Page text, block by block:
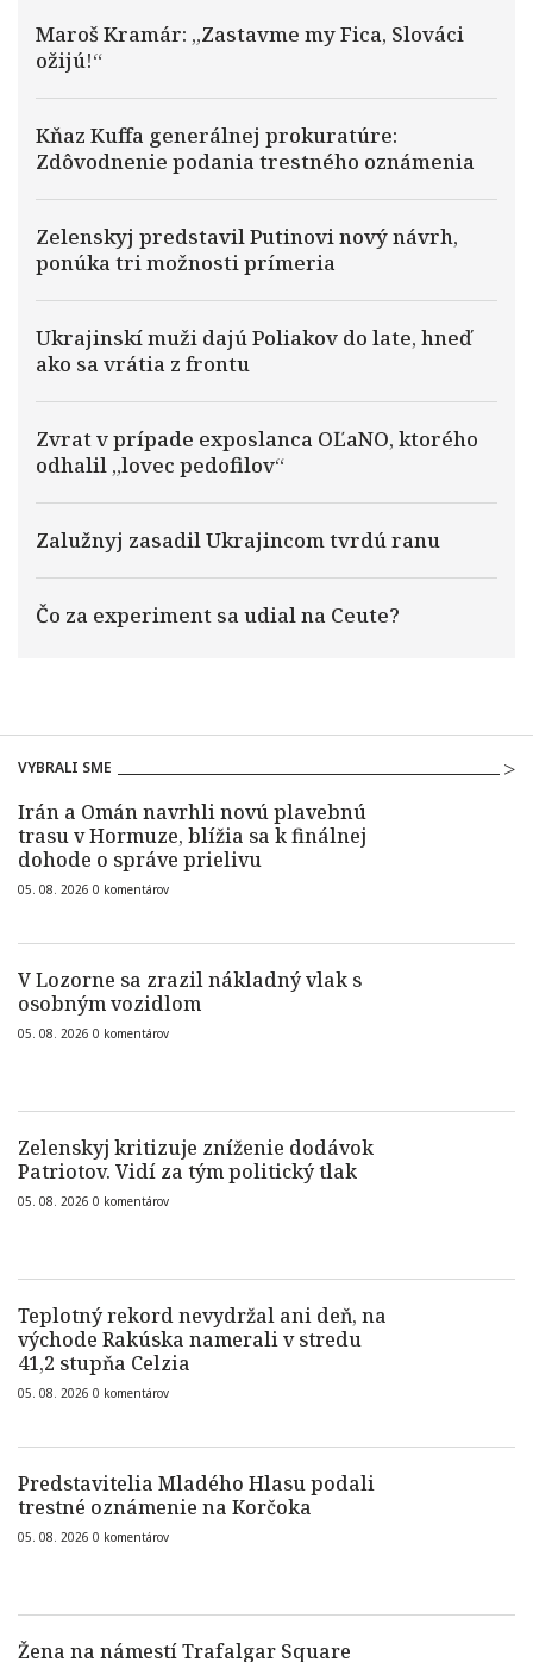
Maroš Kramár: „Zastavme my Fica, Slováci
ožijú!“
Kňaz Kuffa generálnej prokuratúre:
Zdôvodnenie podania trestného oznámenia
Zelenskyj predstavil Putinovi nový návrh,
ponúka tri možnosti prímeria
Ukrajinskí muži dajú Poliakov do late, hneď
ako sa vrátia z frontu
Zvrat v prípade exposlanca OĽaNO, ktorého
odhalil „lovec pedofilov“
Zalužnyj zasadil Ukrajincom tvrdú ranu
Čo za experiment sa udial na Ceute?
VYBRALI SME
Irán a Omán navrhli novú plavebnú
trasu v Hormuze, blížia sa k finálnej
dohode o správe prielivu
05. 08. 2026 0 komentárov
V Lozorne sa zrazil nákladný vlak s
osobným vozidlom
05. 08. 2026 0 komentárov
Zelenskyj kritizuje zníženie dodávok
Patriotov. Vidí za tým politický tlak
05. 08. 2026 0 komentárov
Teplotný rekord nevydržal ani deň, na
východe Rakúska namerali v stredu
41,2 stupňa Celzia
05. 08. 2026 0 komentárov
Predstavitelia Mladého Hlasu podali
trestné oznámenie na Korčoka
05. 08. 2026 0 komentárov
Žena na námestí Trafalgar Square